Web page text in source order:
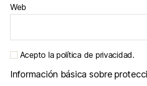
Web
Acepto la política de privacidad.
Información básica sobre